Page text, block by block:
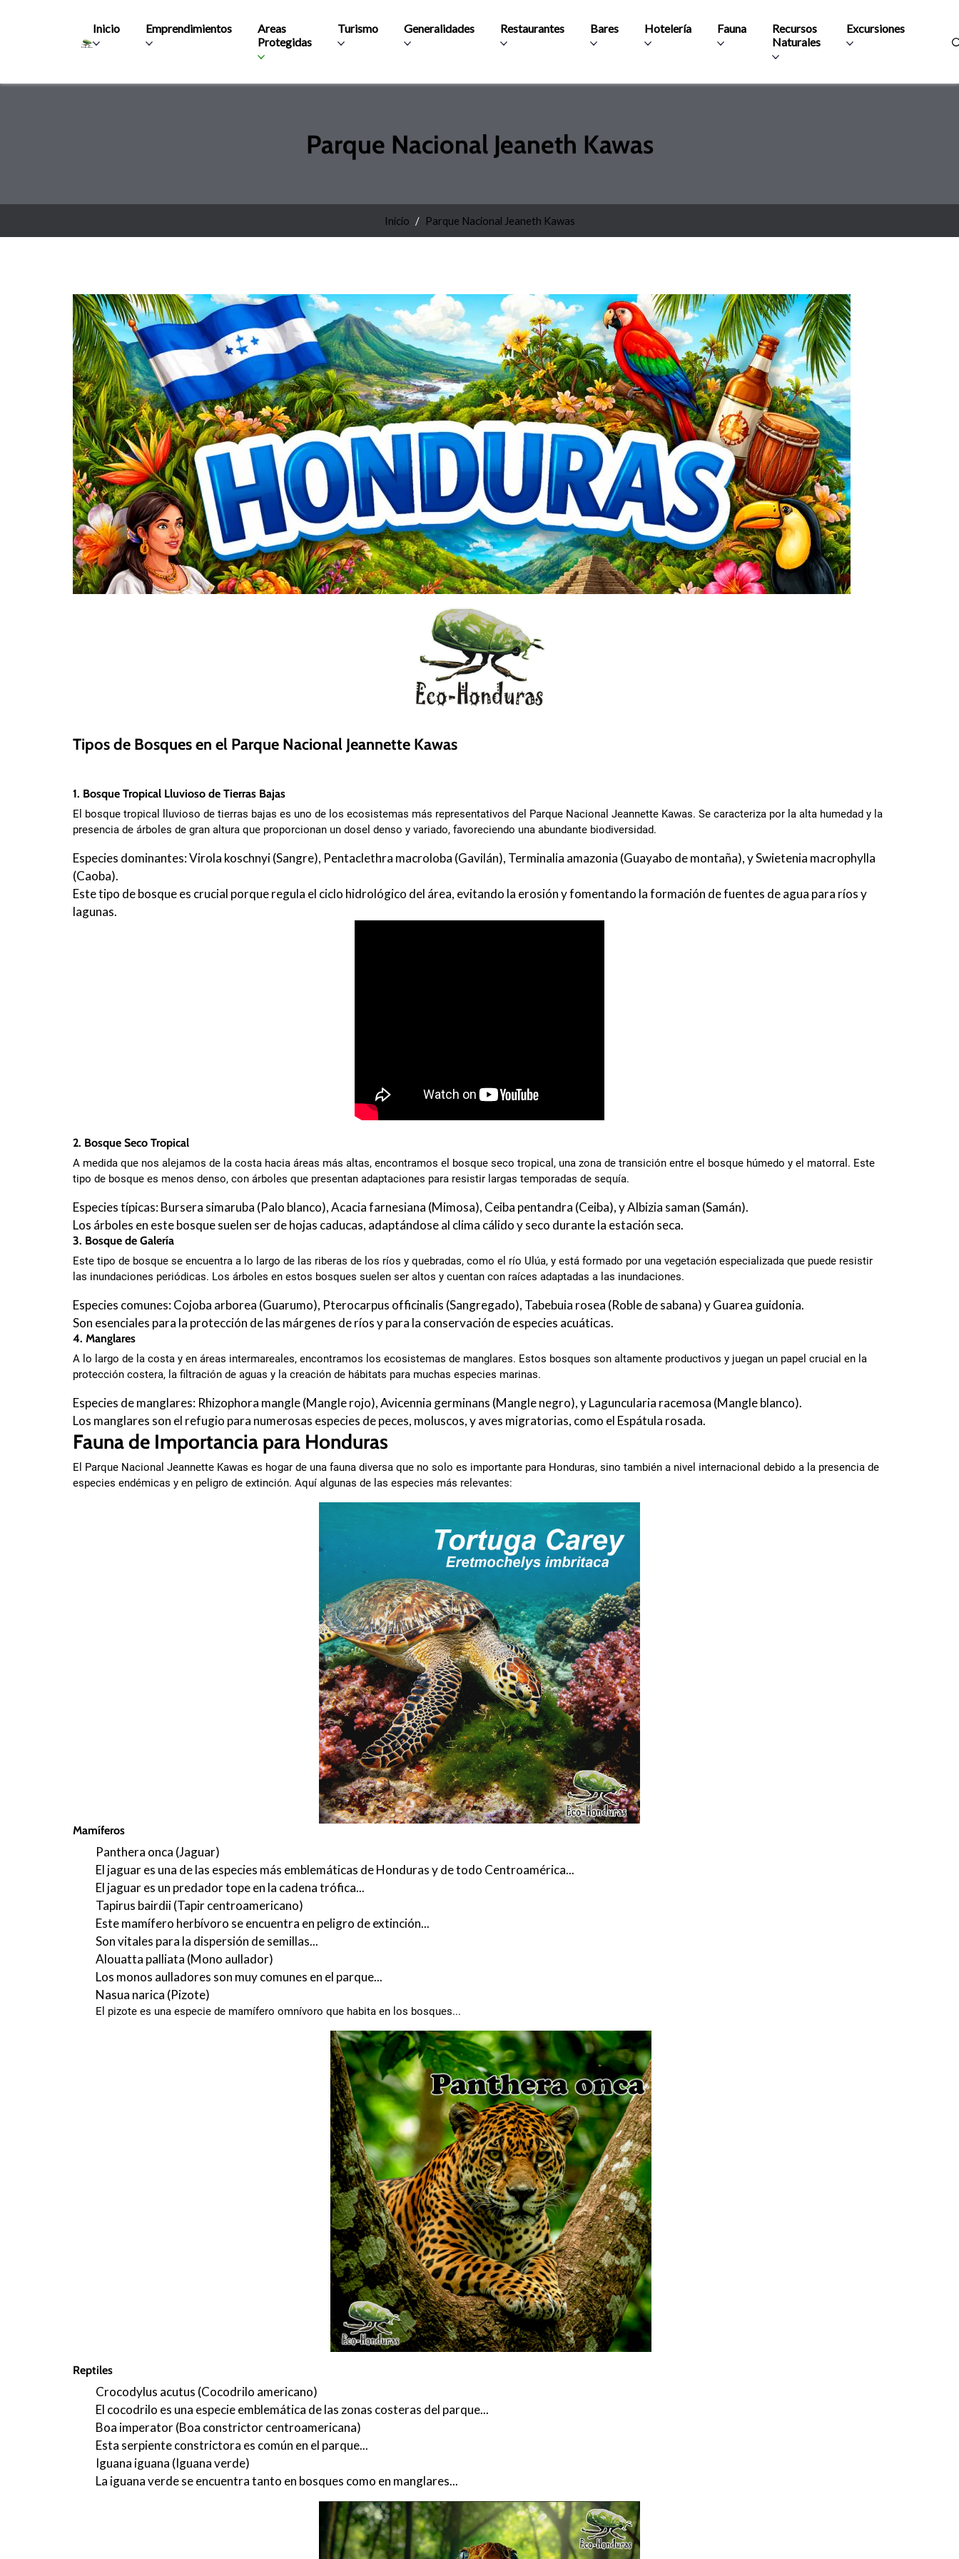
Inicio Emprendimientos
Areas
Protegidas
Turismo Generalidades Restaurantes Bares Hotelería Fauna
Recursos
Naturales
Excursiones
Parque Nacional Jeaneth Kawas
Inicio Parque Nacional Jeaneth Kawas
Tipos de Bosques en el Parque Nacional Jeannette Kawas
1. Bosque Tropical Lluvioso de Tierras Bajas
El bosque tropical lluvioso de tierras bajas es uno de los ecosistemas más representativos del Parque Nacional Jeannette Kawas. Se caracteriza por la alta humedad y la
presencia de árboles de gran altura que proporcionan un dosel denso y variado, favoreciendo una abundante biodiversidad.
Especies dominantes: Virola koschnyi (Sangre), Pentaclethra macroloba (Gavilán), Terminalia amazonia (Guayabo de montaña), y Swietenia macrophylla
(Caoba).
Este tipo de bosque es crucial porque regula el ciclo hidrológico del área, evitando la erosión y fomentando la formación de fuentes de agua para ríos y
lagunas.
2. Bosque Seco Tropical
A medida que nos alejamos de la costa hacia áreas más altas, encontramos el bosque seco tropical, una zona de transición entre el bosque húmedo y el matorral. Este
tipo de bosque es menos denso, con árboles que presentan adaptaciones para resistir largas temporadas de sequía.
Especies típicas: Bursera simaruba (Palo blanco), Acacia farnesiana (Mimosa), Ceiba pentandra (Ceiba), y Albizia saman (Samán).
Los árboles en este bosque suelen ser de hojas caducas, adaptándose al clima cálido y seco durante la estación seca.
3. Bosque de Galería
Este tipo de bosque se encuentra a lo largo de las riberas de los ríos y quebradas, como el río Ulúa, y está formado por una vegetación especializada que puede resistir
las inundaciones periódicas. Los árboles en estos bosques suelen ser altos y cuentan con raíces adaptadas a las inundaciones.
Especies comunes: Cojoba arborea (Guarumo), Pterocarpus officinalis (Sangregado), Tabebuia rosea (Roble de sabana) y Guarea guidonia.
Son esenciales para la protección de las márgenes de ríos y para la conservación de especies acuáticas.
4. Manglares
A lo largo de la costa y en áreas intermareales, encontramos los ecosistemas de manglares. Estos bosques son altamente productivos y juegan un papel crucial en la
protección costera, la filtración de aguas y la creación de hábitats para muchas especies marinas.
Especies de manglares: Rhizophora mangle (Mangle rojo), Avicennia germinans (Mangle negro), y Laguncularia racemosa (Mangle blanco).
Los manglares son el refugio para numerosas especies de peces, moluscos, y aves migratorias, como el Espátula rosada.
Fauna de Importancia para Honduras
El Parque Nacional Jeannette Kawas es hogar de una fauna diversa que no solo es importante para Honduras, sino también a nivel internacional debido a la presencia de
especies endémicas y en peligro de extinción. Aquí algunas de las especies más relevantes:
Mamíferos
Panthera onca (Jaguar)
El jaguar es una de las especies más emblemáticas de Honduras y de todo Centroamérica...
El jaguar es un predador tope en la cadena trófica...
Tapirus bairdii (Tapir centroamericano)
Este mamífero herbívoro se encuentra en peligro de extinción...
Son vitales para la dispersión de semillas...
Alouatta palliata (Mono aullador)
Los monos aulladores son muy comunes en el parque...
Nasua narica (Pizote)
El pizote es una especie de mamífero omnívoro que habita en los bosques...
Reptiles
Crocodylus acutus (Cocodrilo americano)
El cocodrilo es una especie emblemática de las zonas costeras del parque...
Boa imperator (Boa constrictor centroamericana)
Esta serpiente constrictora es común en el parque...
Iguana iguana (Iguana verde)
La iguana verde se encuentra tanto en bosques como en manglares...